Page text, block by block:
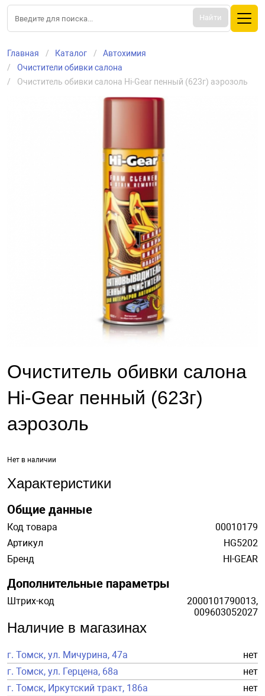
Найти
Главная Каталог
Автохимия
Очистители обивки салона
Очиститель обивки салона Hi-Gear пенный (623г) аэрозоль
Очиститель обивки салона
Hi-Gear пенный (623г)
аэрозоль
Нет в наличии
Характеристики
Общие данные
Код товара
00010179
Артикул
HG5202
Бренд
HI-GEAR
Дополнительные параметры
Штрих-код
2000101790013,
009603052027
Наличие в магазинах
г. Томск, ул. Мичурина, 47а
нет
г. Томск, ул. Герцена, 68а
нет
г. Томск, Иркутский тракт, 186а
нет